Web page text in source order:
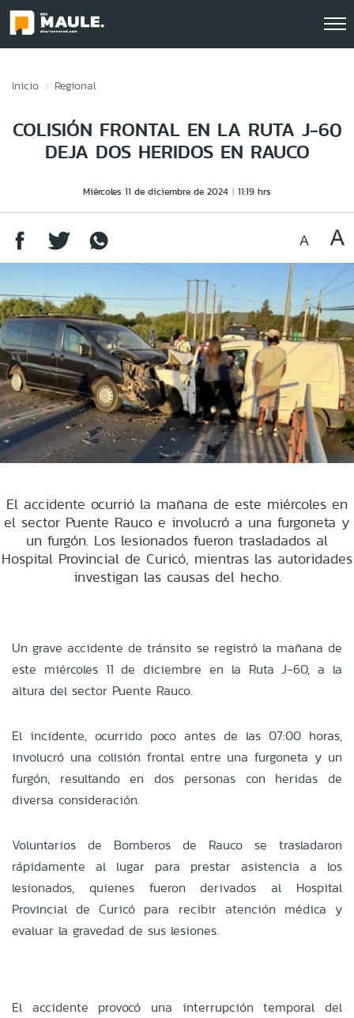
Inicio Regional
COLISIÓN FRONTAL EN LA RUTA J-60
DEJA DOS HERIDOS EN RAUCO
Miércoles 11 de diciembre de 2024 11:19 hrs
El accidente ocurrió la mañana de este miércoles en
el sector Puente Rauco e involucró a una furgoneta y
un furgón. Los lesionados fueron trasladados al
Hospital Provincial de Curicó, mientras las autoridades
investigan las causas del hecho.
Un grave accidente de tránsito se registró la mañana de
este miércoles 11 de diciembre en la Ruta J-60, a la
altura del sector Puente Rauco.
El incidente, ocurrido poco antes de las 07:00 horas,
involucró una colisión frontal entre una furgoneta y un
furgón, resultando en dos personas con heridas de
diversa consideración.
Voluntarios de Bomberos de Rauco se trasladaron
rápidamente al lugar para prestar asistencia a los
lesionados, quienes fueron derivados al Hospital
Provincial de Curicó para recibir atención médica y
evaluar la gravedad de sus lesiones.
El accidente provocó una interrupción temporal del